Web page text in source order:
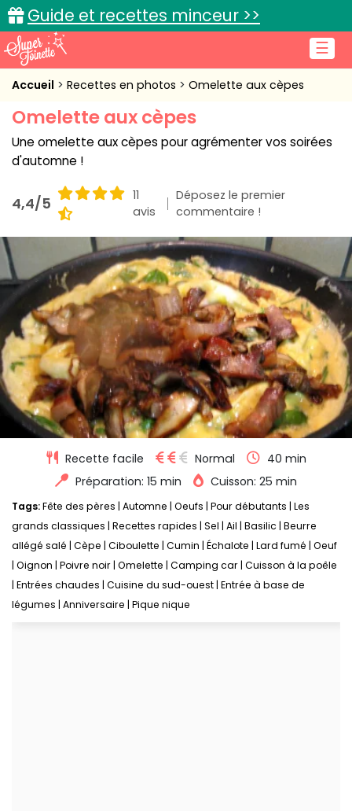
☰
Guide et recettes minceur >>
Accueil
Recettes de cuisine
Cuisine pratique
L'actu cuisine
Connexion
Accueil Recettes en photos Omelette aux cèpes
Omelette aux cèpes
Une omelette aux cèpes pour agrémenter vos soirées
d'automne !
4,4/5
11
avis
Déposez le premier
commentaire !
Recette facile Normal
40 min
Préparation: 15 min
Cuisson: 25 min
Tags:Fête des pères Automne Oeufs Pour débutants Les
grands classiques Recettes rapides Sel Ail Basilic Beurre
allégé salé Cèpe Ciboulette Cumin Échalote Lard fumé Oeuf
Oignon Poivre noir Omelette Camping car Cuisson à la poêle
Entrées chaudes Cuisine du sud-ouest Entrée à base de
légumes Anniversaire Pique nique